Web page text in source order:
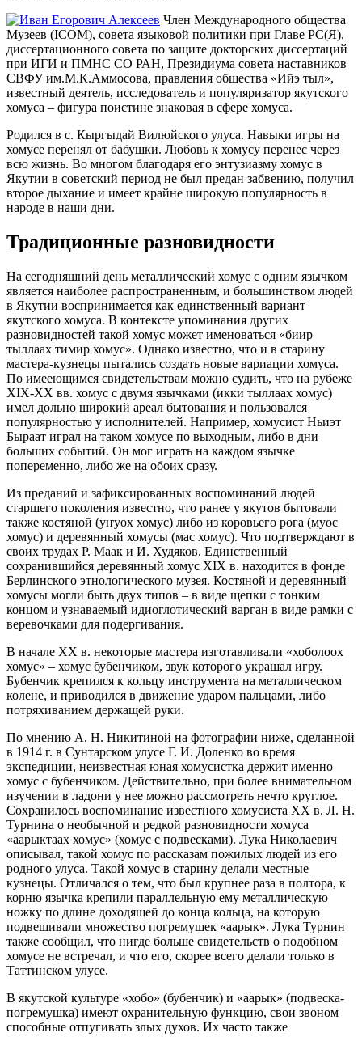
Член Международного общества
Музеев (ICOM), совета языковой политики при Главе РС(Я),
диссертационного совета по защите докторских диссертаций
при ИГИ и ПМНС СО РАН, Президиума совета наставников
СВФУ им.М.К.Аммосова, правления общества «Ийэ тыл»,
известный деятель, исследователь и популяризатор якутского
хомуса – фигура поистине знаковая в сфере хомуса.
Родился в с. Кыргыдай Вилюйского улуса. Навыки игры на
хомусе перенял от бабушки. Любовь к хомусу перенес через
всю жизнь. Во многом благодаря его энтузиазму хомус в
Якутии в советский период не был предан забвению, получил
второе дыхание и имеет крайне широкую популярность в
народе в наши дни.
Традиционные разновидности
На сегодняшний день металлический хомус с одним язычком
является наиболее распространенным, и большинством людей
в Якутии воспринимается как единственный вариант
якутского хомуса. В контексте упоминания других
разновидностей такой хомус может именоваться «биир
тыллаах тимир хомус». Однако известно, что и в старину
мастера-кузнецы пытались создать новые вариации хомуса.
По имееющимся свидетельствам можно судить, что на рубеже
XIX-XX вв. хомус с двумя язычками (икки тыллаах хомус)
имел дольно широкий ареал бытования и пользовался
популярностью у исполнителей. Например, хомусист Ньиэт
Быраат играл на таком хомусе по выходным, либо в дни
больших событий. Он мог играть на каждом язычке
попеременно, либо же на обоих сразу.
Из преданий и зафиксированных воспоминаний людей
старшего поколения известно, что ранее у якутов бытовали
также костяной (уҥуох хомус) либо из коровьего рога (муос
хомус) и деревянный хомусы (мас хомус). Что подтверждают в
своих трудах Р. Маак и И. Худяков. Единственный
сохранившийся деревянный хомус XIX в. находится в фонде
Берлинского этнологического музея. Костяной и деревянный
хомусы могли быть двух типов – в виде щепки с тонким
концом и узнаваемый идиоглотический варган в виде рамки с
веревочками для подергивания.
В начале ХХ в. некоторые мастера изготавливали «хоболоох
хомус» – хомус бубенчиком, звук которого украшал игру.
Бубенчик крепился к кольцу инструмента на металлическом
колене, и приводился в движение ударом пальцами, либо
потряхиванием держащей руки.
По мнению А. Н. Никитиной на фотографии ниже, сделанной
в 1914 г. в Сунтарском улусе Г. И. Доленко во время
экспедиции, неизвестная юная хомусистка держит именно
хомус с бубенчиком. Действительно, при более внимательном
изучении в ладони у нее можно рассмотреть нечто круглое.
Сохранилось воспоминание известного хомусиста ХХ в. Л. Н.
Турнина о необычной и редкой разновидности хомуса
«аарыктаах хомус» (хомус с подвесками). Лука Николаевич
описывал, такой хомус по рассказам пожилых людей из его
родного улуса. Такой хомус в старину делали местные
кузнецы. Отличался о тем, что был крупнее раза в полтора, к
корню язычка крепили параллельную ему металлическую
ножку по длине доходящей до конца кольца, на которую
подвешивали множество погремушек «аарык». Лука Турнин
также сообщил, что нигде больше свидетельств о подобном
хомусе не встречал, и что его, скорее всего делали только в
Таттинском улусе.
В якутской культуре «хобо» (бубенчик) и «аарык» (подвеска-
погремушка) имеют охранительную функцию, свои звоном
способные отпугивать злых духов. Их часто также